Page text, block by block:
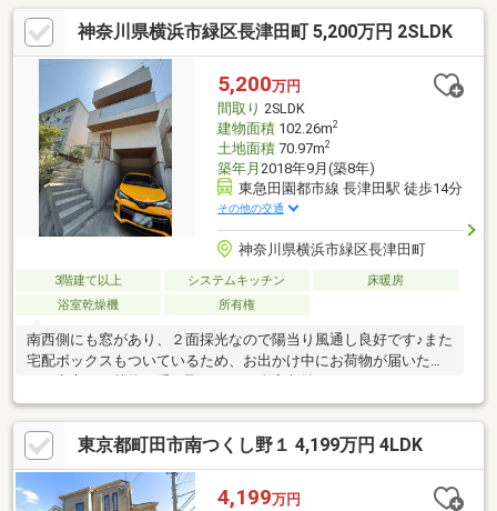
「すずかけ台」駅徒歩12分┃▼担当者おすすめポイント
┗━━━━━━━━━━━━━━━━━━━●土地面積２３５．
４２㎡● 東側前面道路幅員約８m、南側前面道路幅員約６m●第一
種低層住居専用地域内の閑静な住宅街
神奈川県横浜市緑区長津田町 5,200万円 2SLDK
5,200万円
間取り 2SLDK
建物面積102.26m2
土地面積70.97m2
築年月 2018年9月(築8年)
東急田園都市線 長津田駅 徒歩14分
その他の交通
神奈川県横浜市緑区長津田町
3階建て以上 システムキッチン
床暖房
浴室乾燥機
所有権
南西側にも窓があり、２面採光なので陽当り風通し良好です♪また
宅配ボックスもついているため、お出かけ中にお荷物が届いた際
にも安心して荷物を受け取れます。全室収納・ウォークインクロ
ーゼット・屋根裏収納など、お荷物が多くても安心です。
東京都町田市南つくし野１ 4,199万円 4LDK
4,199万円